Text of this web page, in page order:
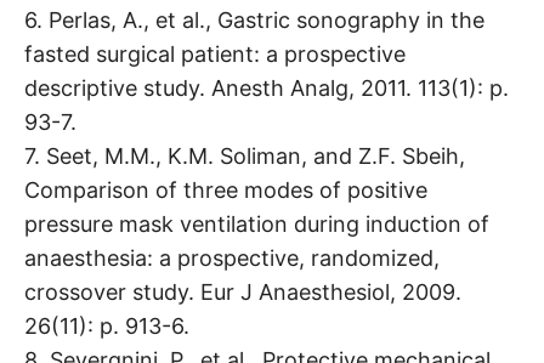
6. Perlas, A., et al., Gastric sonography in the
fasted surgical patient: a prospective
descriptive study. Anesth Analg, 2011. 113(1): p.
93-7.
7. Seet, M.M., K.M. Soliman, and Z.F. Sbeih,
Comparison of three modes of positive
pressure mask ventilation during induction of
anaesthesia: a prospective, randomized,
crossover study. Eur J Anaesthesiol, 2009.
26(11): p. 913-6.